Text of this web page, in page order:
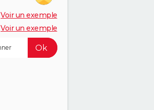
Voir un exemple
Voir un exemple